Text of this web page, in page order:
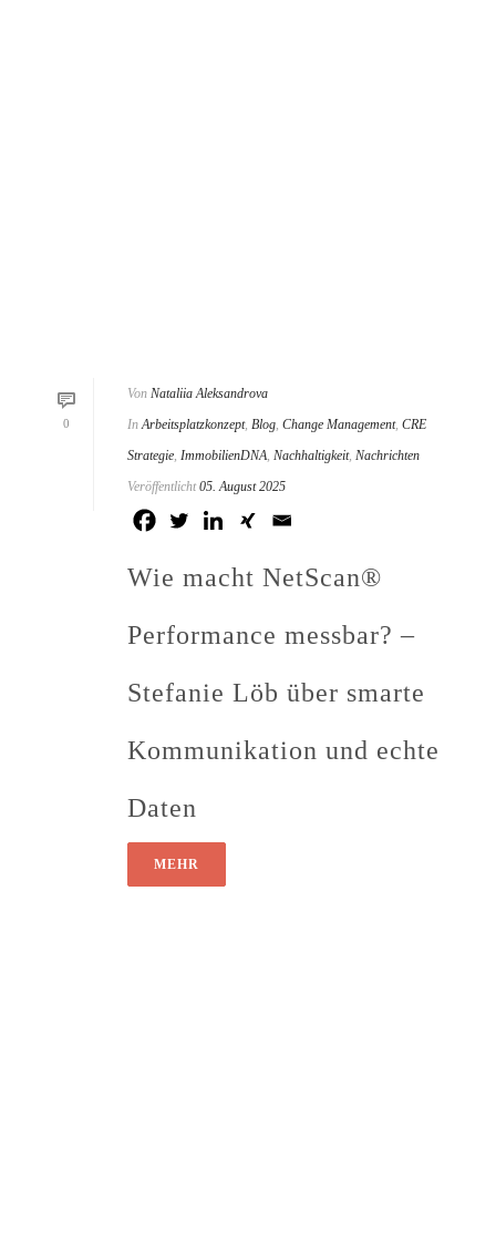
0
Von Nataliia Aleksandrova
In Arbeitsplatzkonzept, Blog, Change Management, CRE
Strategie, ImmobilienDNA, Nachhaltigkeit, Nachrichten
Veröffentlicht 05. August 2025
Wie macht NetScan®
Performance messbar? –
Stefanie Löb über smarte
Kommunikation und echte
Daten
MEHR